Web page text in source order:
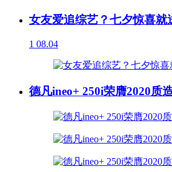
女友爱追综艺？七夕惊喜就
1 08.04
德凡ineo+ 250i荣膺2020质